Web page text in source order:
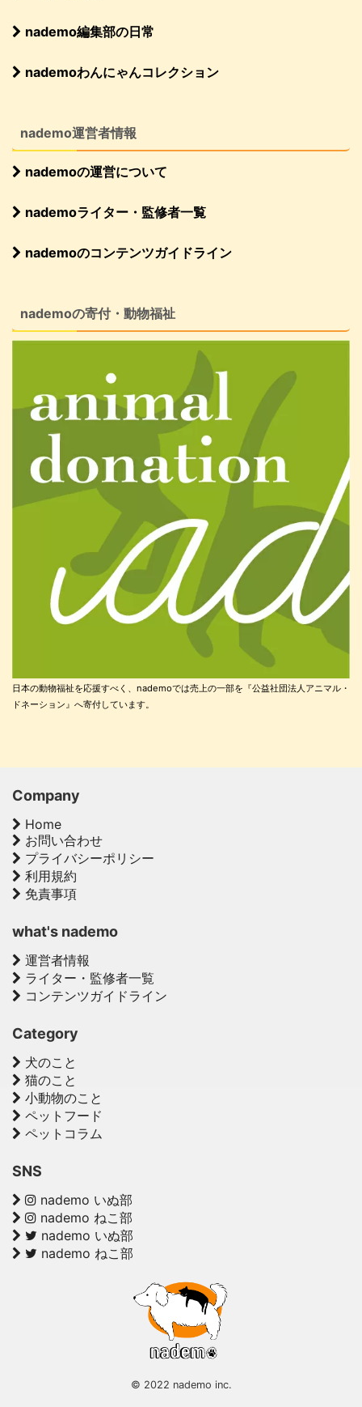
nademo編集部の日常
nademoわんにゃんコレクション
nademo運営者情報
nademoの運営について
nademoライター・監修者一覧
nademoのコンテンツガイドライン
nademoの寄付・動物福祉
日本の動物福祉を応援すべく、nademoでは売上の一部を『公益社団法人アニマル・
ドネーション』へ寄付しています。
Company
Home
お問い合わせ
プライバシーポリシー
利用規約
免責事項
what's nademo
運営者情報
ライター・監修者一覧
コンテンツガイドライン
Category
犬のこと
猫のこと
小動物のこと
ペットフード
ペットコラム
SNS
nademo いぬ部
nademo ねこ部
nademo いぬ部
nademo ねこ部
© 2022 nademo inc.